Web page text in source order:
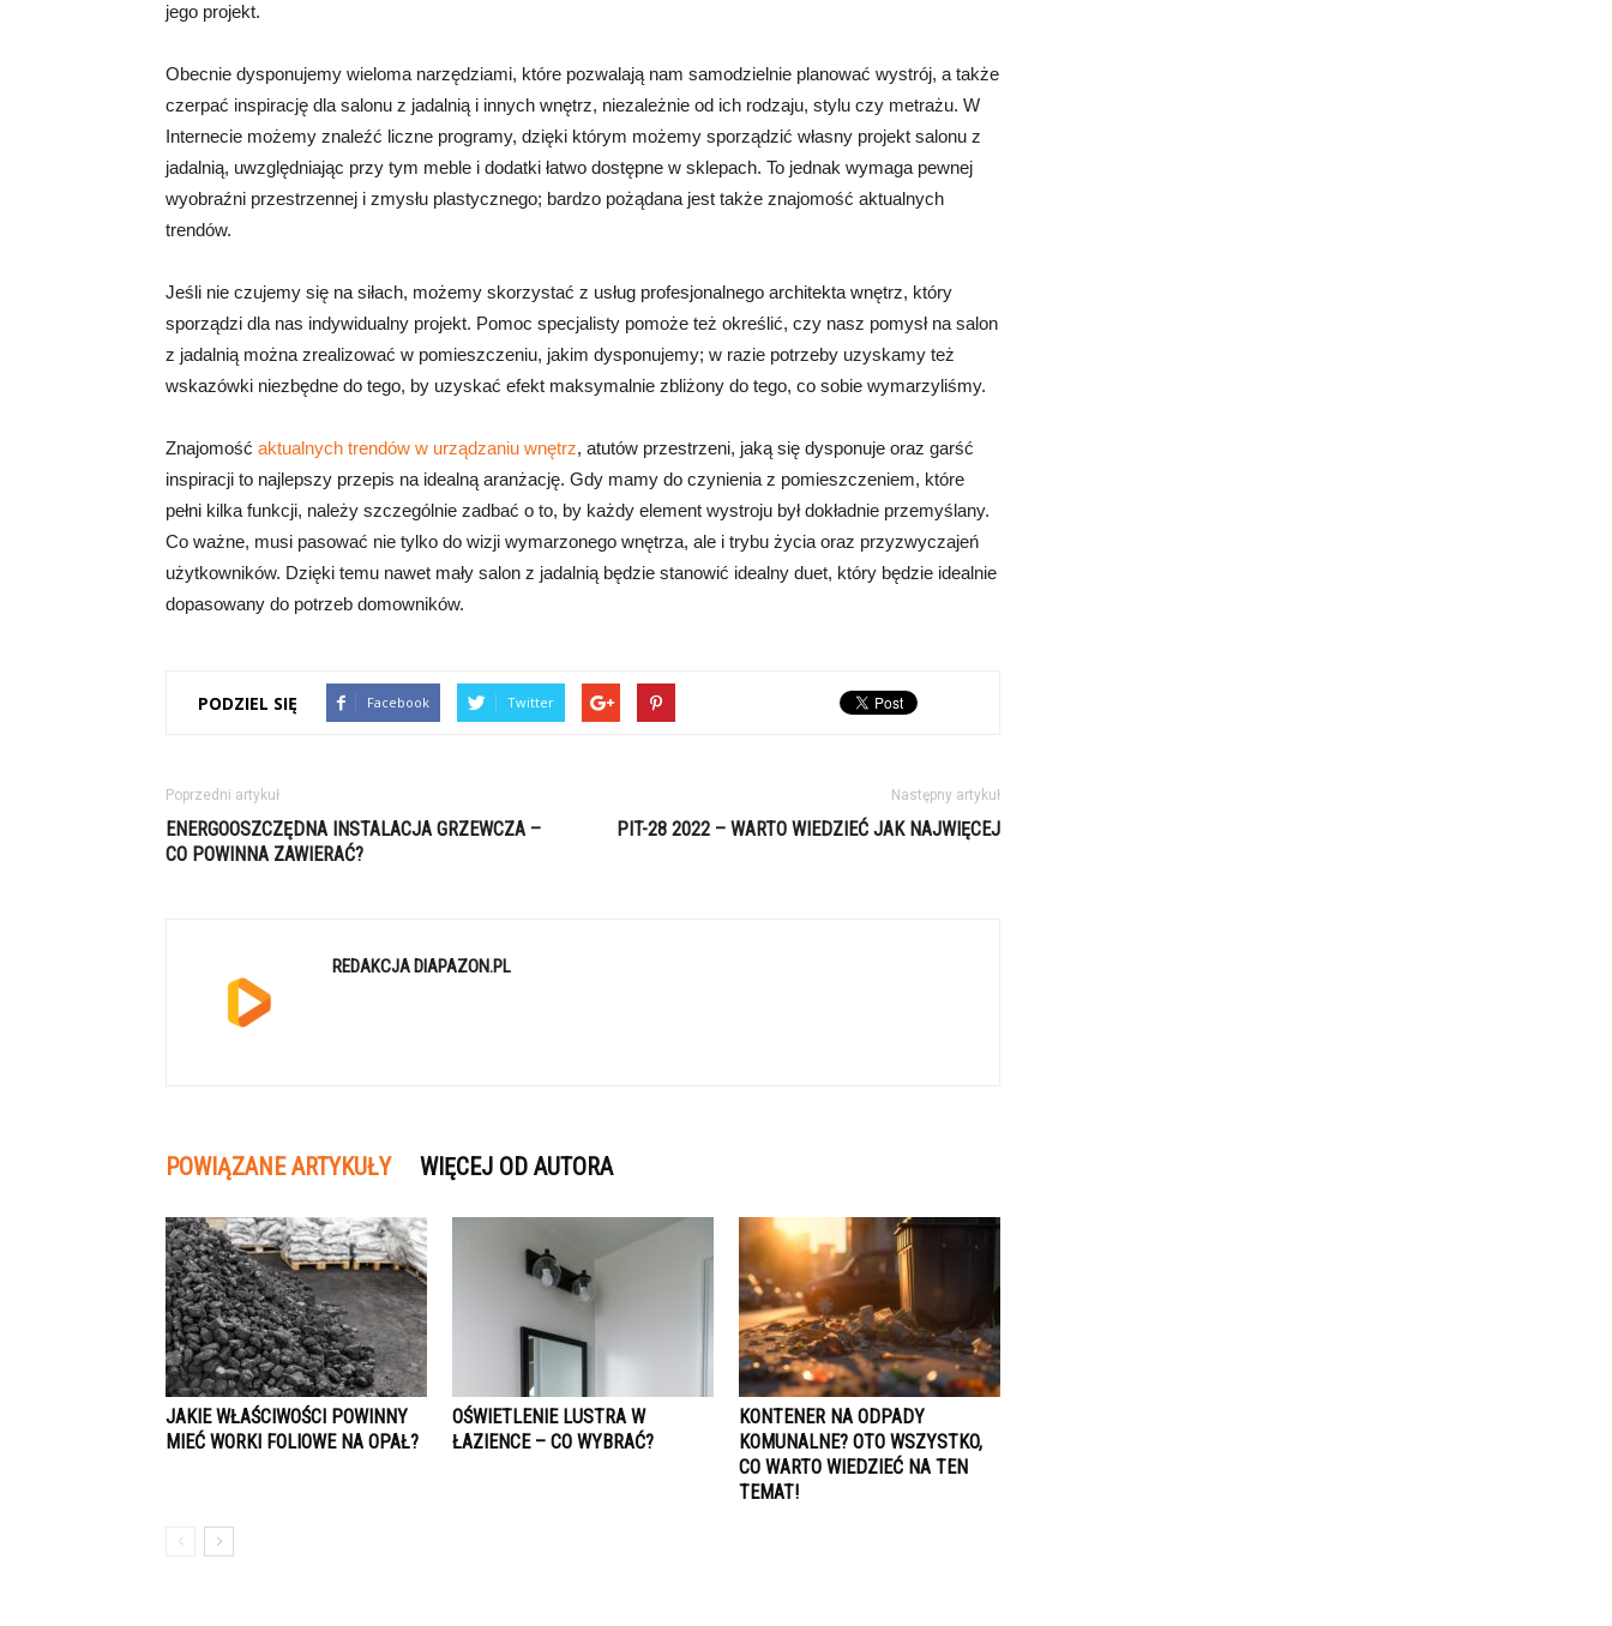
jego projekt.
Obecnie dysponujemy wieloma narzędziami, które pozwalają nam samodzielnie planować wystrój, a także
czerpać inspirację dla salonu z jadalnią i innych wnętrz, niezależnie od ich rodzaju, stylu czy metrażu. W
Internecie możemy znaleźć liczne programy, dzięki którym możemy sporządzić własny projekt salonu z
jadalnią, uwzględniając przy tym meble i dodatki łatwo dostępne w sklepach. To jednak wymaga pewnej
wyobraźni przestrzennej i zmysłu plastycznego; bardzo pożądana jest także znajomość aktualnych
trendów.
Jeśli nie czujemy się na siłach, możemy skorzystać z usług profesjonalnego architekta wnętrz, który
sporządzi dla nas indywidualny projekt. Pomoc specjalisty pomoże też określić, czy nasz pomysł na salon
z jadalnią można zrealizować w pomieszczeniu, jakim dysponujemy; w razie potrzeby uzyskamy też
wskazówki niezbędne do tego, by uzyskać efekt maksymalnie zbliżony do tego, co sobie wymarzyliśmy.
Znajomość aktualnych trendów w urządzaniu wnętrz, atutów przestrzeni, jaką się dysponuje oraz garść
inspiracji to najlepszy przepis na idealną aranżację. Gdy mamy do czynienia z pomieszczeniem, które
pełni kilka funkcji, należy szczególnie zadbać o to, by każdy element wystroju był dokładnie przemyślany.
Co ważne, musi pasować nie tylko do wizji wymarzonego wnętrza, ale i trybu życia oraz przyzwyczajeń
użytkowników. Dzięki temu nawet mały salon z jadalnią będzie stanowić idealny duet, który będzie idealnie
dopasowany do potrzeb domowników.
PODZIEL SIĘ Facebook Twitter
Poprzedni artykuł
ENERGOOSZCZĘDNA INSTALACJA GRZEWCZA –
CO POWINNA ZAWIERAĆ?
Następny artykuł
PIT-28 2022 – WARTO WIEDZIEĆ JAK NAJWIĘCEJ
REDAKCJA DIAPAZON.PL
POWIĄZANE ARTYKUŁY WIĘCEJ OD AUTORA
JAKIE WŁAŚCIWOŚCI POWINNY
MIEĆ WORKI FOLIOWE NA OPAŁ?
OŚWIETLENIE LUSTRA W
ŁAZIENCE – CO WYBRAĆ?
KONTENER NA ODPADY
KOMUNALNE? OTO WSZYSTKO,
CO WARTO WIEDZIEĆ NA TEN
TEMAT!